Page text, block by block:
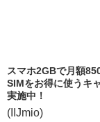
スマホ2GBで月額
SIMをお得に使うキ
実施中！
(IIJmio)